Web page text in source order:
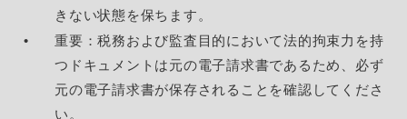
きない状態を保ちます。
重要：税務および監査目的において法的拘束力を持
つドキュメントは元の電子請求書であるため、必ず
元の電子請求書が保存されることを確認してくださ
い。